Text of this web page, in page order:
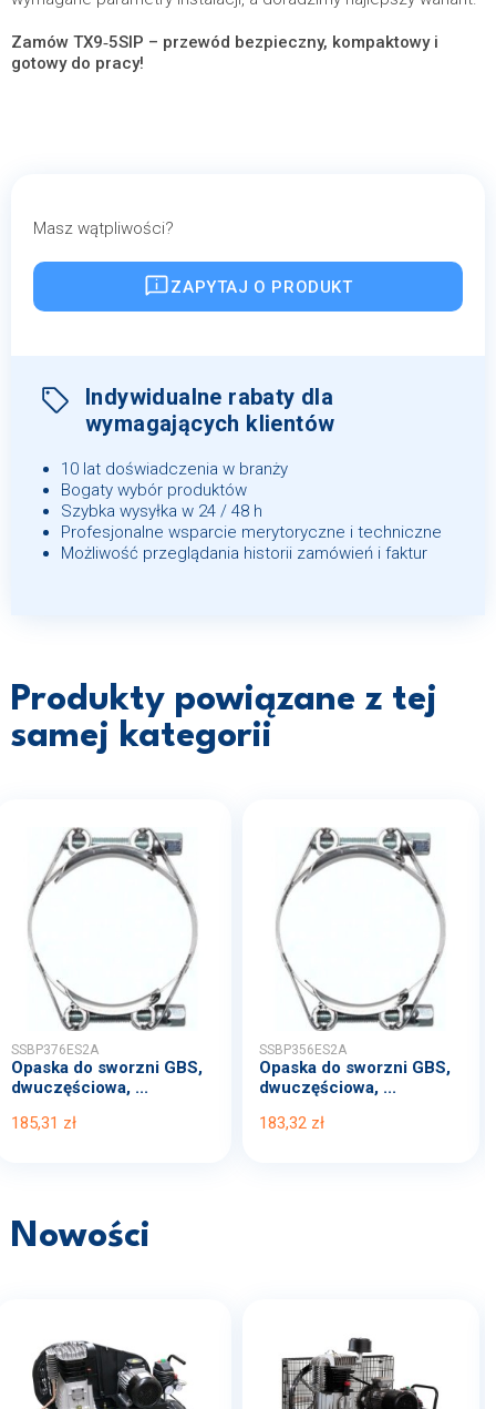
Zamów TX9‑5SIP – przewód bezpieczny, kompaktowy i
gotowy do pracy!
Masz wątpliwości?
ZAPYTAJ O PRODUKT
Indywidualne rabaty dla
wymagających klientów
10 lat doświadczenia w branży
Bogaty wybór produktów
Szybka wysyłka w 24 / 48 h
Profesjonalne wsparcie merytoryczne i techniczne
Możliwość przeglądania historii zamówień i faktur
Produkty powiązane z tej
samej kategorii
SSBP376ES2A
Opaska do sworzni GBS,
dwuczęściowa, ...
185,31 zł
SSBP356ES2A
Opaska do sworzni GBS,
dwuczęściowa, ...
183,32 zł
Nowości